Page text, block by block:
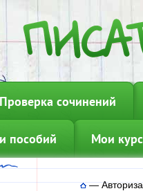
Проверка сочинений
пособий Мои
—